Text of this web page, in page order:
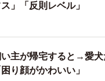
」「反則レベル」
主が帰宅すると→愛
り顔がかわいい」